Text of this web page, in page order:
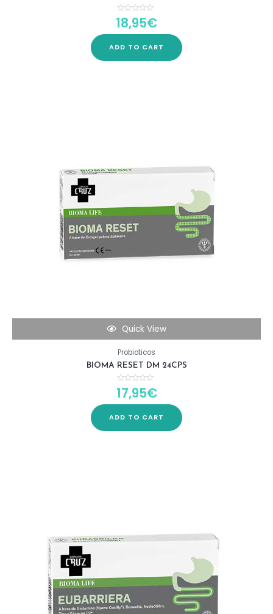
Rated
5
18,95€
ADD TO CART
Quick View
Probioticos
BIOMA RESET DM 24CPS
Rated
5
17,95€
ADD TO CART